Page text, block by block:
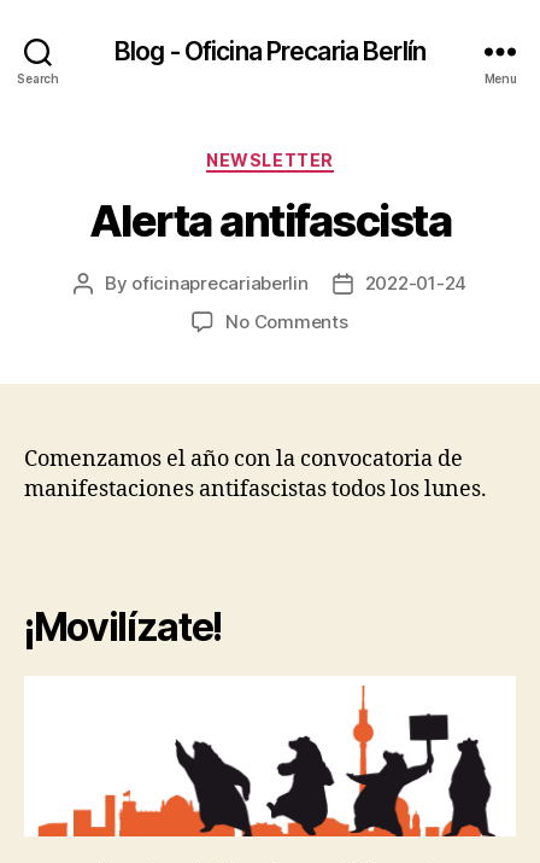
Search
Blog - Oficina Precaria Berlín
Menu
Categories
NEWSLETTER
Alerta antifascista
Post
By oficinaprecariaberlin
Post2022-01-24
No Commentson
Comenzamos el año con la convocatoria de
manifestaciones antifascistas todos los lunes.
¡Movilízate!